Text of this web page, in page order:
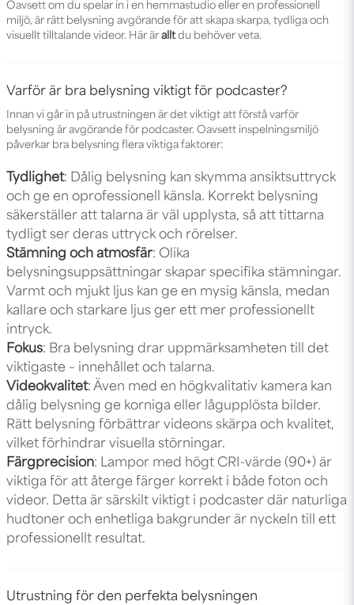
Oavsett om du spelar in i en hemmastudio eller en professionell
miljö, är rätt belysning avgörande för att skapa skarpa, tydliga och
visuellt tilltalande videor. Här är alltdu behöver veta.
Varför är bra belysning viktigt för podcaster?
Innan vi går in på utrustningen är det viktigt att förstå varför
belysning är avgörande för podcaster. Oavsett inspelningsmiljö
påverkar bra belysning flera viktiga faktorer:
Tydlighet: Dålig belysning kan skymma ansiktsuttryck
och ge en oprofessionell känsla. Korrekt belysning
säkerställer att talarna är väl upplysta, så att tittarna
tydligt ser deras uttryck och rörelser.
Stämning och atmosfär: Olika
belysningsuppsättningar skapar specifika stämningar.
Varmt och mjukt ljus kan ge en mysig känsla, medan
kallare och starkare ljus ger ett mer professionellt
intryck.
Fokus: Bra belysning drar uppmärksamheten till det
viktigaste – innehållet och talarna.
Videokvalitet: Även med en högkvalitativ kamera kan
dålig belysning ge korniga eller lågupplösta bilder.
Rätt belysning förbättrar videons skärpa och kvalitet,
vilket förhindrar visuella störningar.
Färgprecision: Lampor med högt CRI-värde (90+) är
viktiga för att återge färger korrekt i både foton och
videor. Detta är särskilt viktigt i podcaster där naturliga
hudtoner och enhetliga bakgrunder är nyckeln till ett
professionellt resultat.
Utrustning för den perfekta belysningen